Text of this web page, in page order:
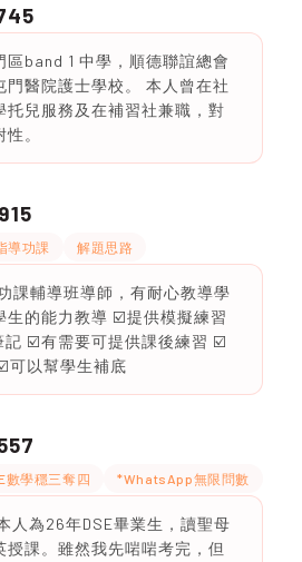
區band 1 中學，順德聯誼總會
門醫院護士學校。 本人曾在社
托兒服務及在補習社兼職，對
。
導功課 解題思路
課輔導班導師，有耐心教導學
生的能力教導 ☑️提供模擬練習
記 ☑️有需要可提供課後練習 ☑️
可以幫學生補底
數學穩三奪四 *WhatsApp無限問數
人為26年DSE畢業生，讀聖母
授課。雖然我先啱啱考完，但